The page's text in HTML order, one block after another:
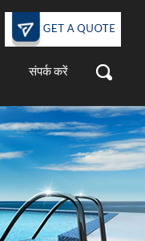
संपर्क करें